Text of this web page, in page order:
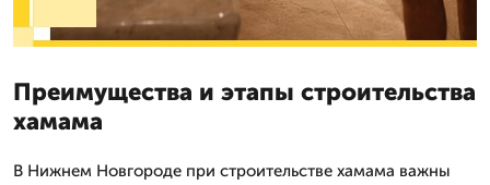
Преимущества и этапы строительства
хамама
В Нижнем Новгороде при строительстве хамама важны